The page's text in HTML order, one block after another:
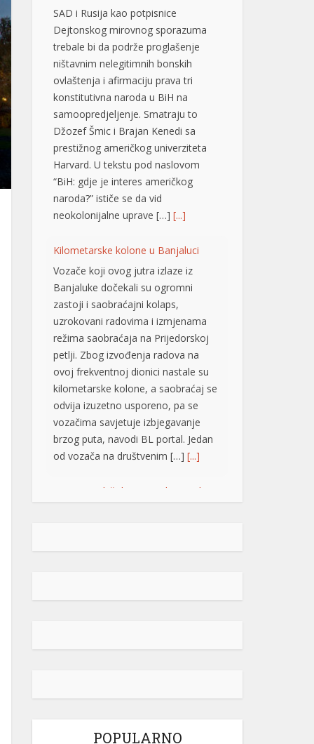
SAD i Rusija kao potpisnice
Dejtonskog mirovnog sporazuma
trebale bi da podrže proglašenje
ništavnim nelegitimnih bonskih
ovlaštenja i afirmaciju prava tri
konstitutivna naroda u BiH na
samoopredjeljenje. Smatraju to
Džozef Šmic i Brajan Kenedi sa
prestižnog američkog univerziteta
Harvard. U tekstu pod naslovom
“BiH: gdje je interes američkog
naroda?” ističe se da vid
neokolonijalne uprave […] [...]
Kilometarske kolone u Banjaluci
Vozače koji ovog jutra izlaze iz
Banjaluke dočekali su ogromni
zastoji i saobraćajni kolaps,
uzrokovani radovima i izmjenama
režima saobraćaja na Prijedorskoj
petlji. Zbog izvođenja radova na
ovoj frekventnoj dionici nastale su
kilometarske kolone, a saobraćaj se
odvija izuzetno usporeno, pa se
vozačima savjetuje izbjegavanje
brzog puta, navodi BL portal. Jedan
od vozača na društvenim […] [...]
Pripremite kišobrane: Nakon vrelog
dana stižu pljuskovi i grmljavina